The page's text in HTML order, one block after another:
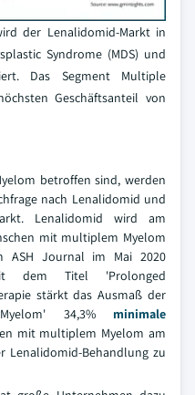
der Lenalidomid-Markt in
Syndrome (MDS) und
Das Segment Multiple
Geschäftsanteil von
betroffen sind, werden
nach Lenalidomid und
Lenalidomid wird am
mit multiplem Myelom
ASH Journal im Mai 2020
dem Titel 'Prolonged
stärkt das Ausmaß der
34,3% minimale
mit multiplem Myelom am
Lenalidomid-Behandlung zu